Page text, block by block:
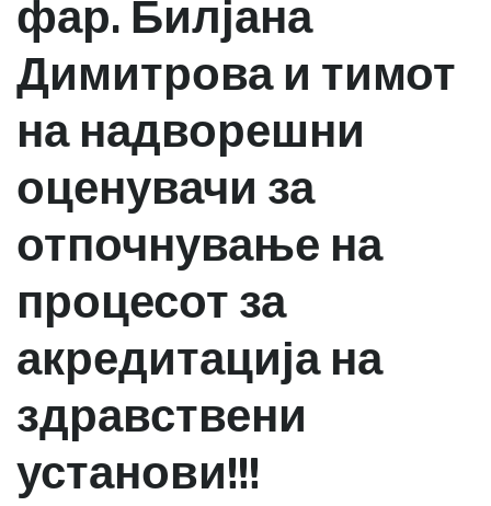
фар. Билјана
Димитрова и тимот
на надворешни
оценувачи за
отпочнување на
процесот за
акредитација на
здравствени
установи!!!